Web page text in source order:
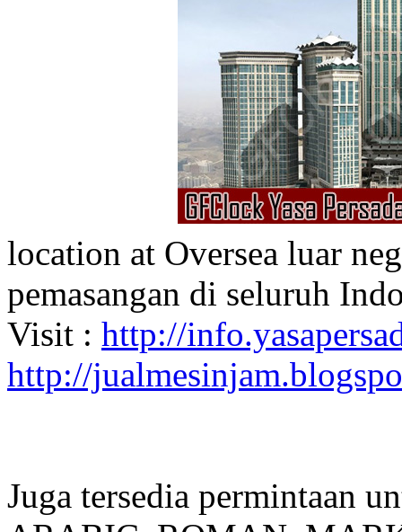
location at Oversea luar
pemasangan di seluruh
Visit : http://
http://
Juga tersedia permintaan